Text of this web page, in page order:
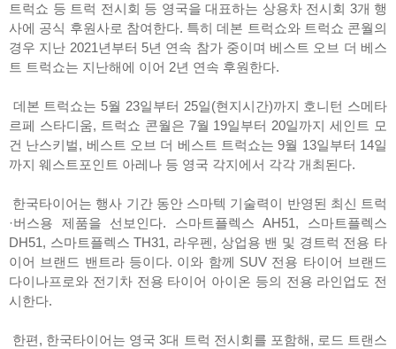
트럭쇼 등 트럭 전시회 등 영국을 대표하는 상용차 전시회 3개 행
사에 공식 후원사로 참여한다. 특히 데본 트럭쇼와 트럭쇼 콘월의
경우 지난 2021년부터 5년 연속 참가 중이며 베스트 오브 더 베스
트 트럭쇼는 지난해에 이어 2년 연속 후원한다.
데본 트럭쇼는 5월 23일부터 25일(현지시간)까지 호니턴 스메타
르페 스타디움, 트럭쇼 콘월은 7월 19일부터 20일까지 세인트 모
건 난스키벌, 베스트 오브 더 베스트 트럭쇼는 9월 13일부터 14일
까지 웨스트포인트 아레나 등 영국 각지에서 각각 개최된다.
한국타이어는 행사 기간 동안 스마텍 기술력이 반영된 최신 트럭
·버스용 제품을 선보인다. 스마트플렉스 AH51, 스마트플렉스
DH51, 스마트플렉스 TH31, 라우펜, 상업용 밴 및 경트럭 전용 타
이어 브랜드 밴트라 등이다. 이와 함께 SUV 전용 타이어 브랜드
다이나프로와 전기차 전용 타이어 아이온 등의 전용 라인업도 전
시한다.
한편, 한국타이어는 영국 3대 트럭 전시회를 포함해, 로드 트랜스